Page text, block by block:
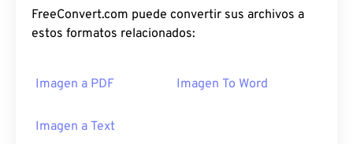
FreeConvert.com puede convertir sus archivos a
estos formatos relacionados:
Imagen a PDF Imagen To Word
Imagen a Text